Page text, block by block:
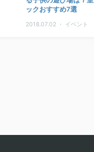
ックおすすめ7選
2018.07.02 ・ イベント